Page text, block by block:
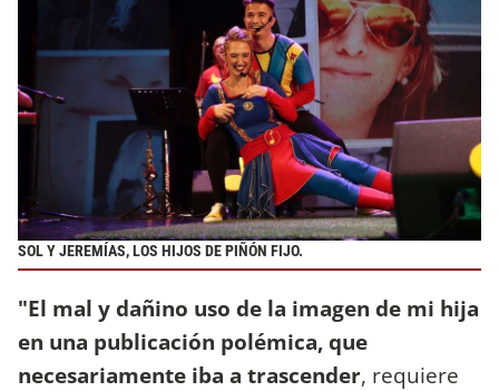
SOL Y JEREMÍAS, LOS HIJOS DE PIÑÓN FIJO.
"El mal y dañino uso de la imagen de mi hija
en una publicación polémica, que
necesariamente iba a trascender, requiere